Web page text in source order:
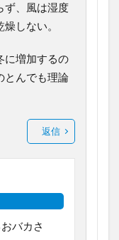
ず、風は湿度
しない。
に増加するの
とんでも理論
返信
バカさ